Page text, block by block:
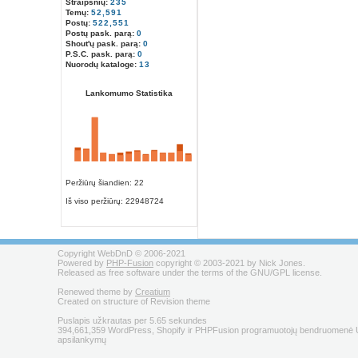
Straipsnių: 235
Temų: 52,591
Postų: 522,551
Postų pask. parą: 0
Shout'ų pask. parą: 0
P.S.C. pask. parą: 0
Nuorodų kataloge: 13
Lankomumo Statistika
Peržiūrų šiandien: 22
Iš viso peržiūrų: 22948724
Copyright WebDnD © 2006-2021
Powered by PHP-Fusion copyright © 2003-2021 by Nick Jones.
Released as free software under the terms of the GNU/GPL license.
Renewed theme by Creatium
Created on structure of Revision theme
Puslapis užkrautas per 5.65 sekundes
394,661,359 WordPress, Shopify ir PHPFusion programuotojų bendruomenė
apsilankymų